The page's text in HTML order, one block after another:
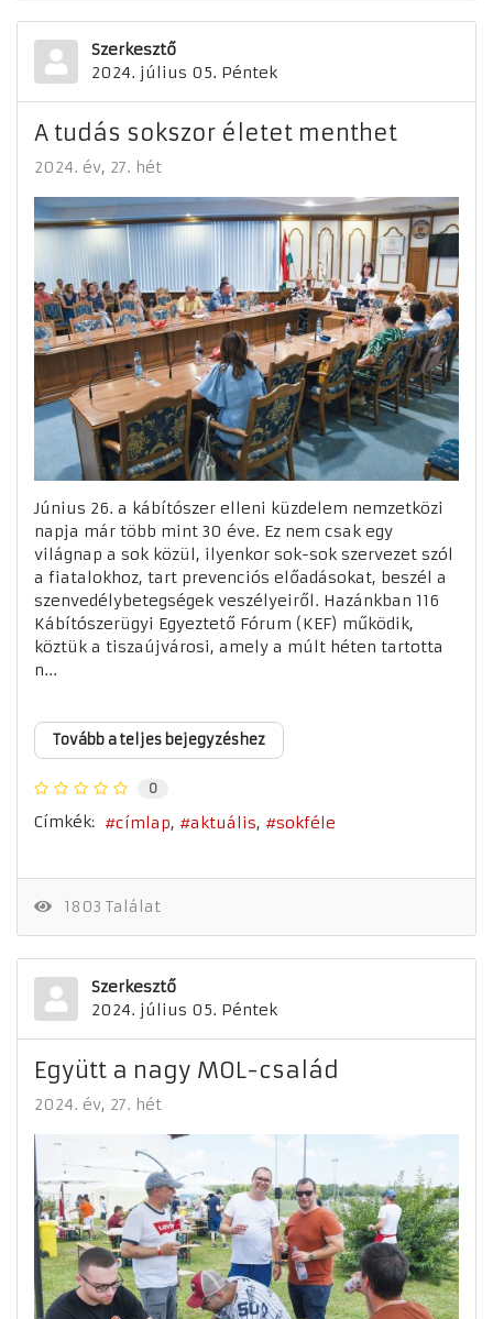
Szerkesztő
2024. július 05. Péntek
A tudás sokszor életet menthet
2024. év 27. hét
Június 26. a kábítószer elleni küzdelem nemzetközi
napja már több mint 30 éve. Ez nem csak egy
világnap a sok közül, ilyenkor sok-sok szervezet szól
a fiatalokhoz, tart prevenciós előadásokat, beszél a
szenvedélybetegségek veszélyeiről. Hazánkban 116
Kábítószerügyi Egyeztető Fórum (KEF) működik,
köztük a tiszaújvárosi, amely a múlt héten tartotta
n...
Tovább a teljes bejegyzéshez
0
Címkék: címlap aktuális sokféle
1803 Találat
Szerkesztő
2024. július 05. Péntek
Együtt a nagy MOL-család
2024. év 27. hét